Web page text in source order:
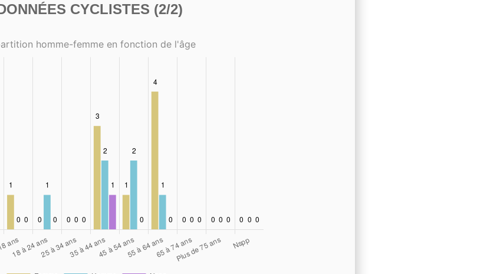
CYCLISTES (2/2)
homme-femme en fonction de l'âge